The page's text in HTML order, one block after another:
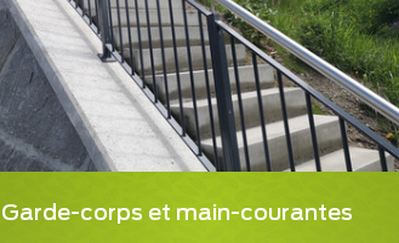
Garde-corps et main-courantes